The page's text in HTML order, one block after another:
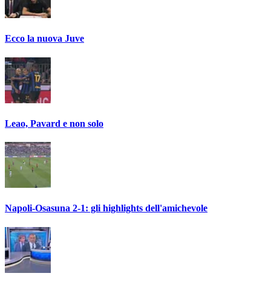
Ecco la nuova Juve
Leao, Pavard e non solo
Napoli-Osasuna 2-1: gli highlights dell'amichevole